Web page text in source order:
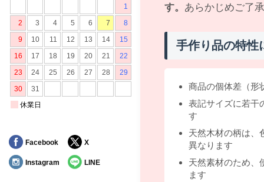
す。 あらかじめご了
手作り品の特性
商品の個体差（形
表記サイズに若干
す
天然木材の柄は、
異なります
天然素材のため、
ます
Facebook X
Instagram LINE